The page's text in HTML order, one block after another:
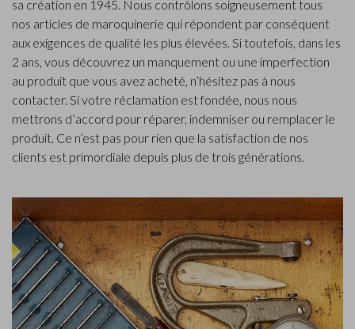
sa création en 1945. Nous contrôlons soigneusement tous
nos articles de maroquinerie qui répondent par conséquent
aux exigences de qualité les plus élevées. Si toutefois, dans les
2 ans, vous découvrez un manquement ou une imperfection
au produit que vous avez acheté, n’hésitez pas à nous
contacter. Si votre réclamation est fondée, nous nous
mettrons d’accord pour réparer, indemniser ou remplacer le
produit. Ce n’est pas pour rien que la satisfaction de nos
clients est primordiale depuis plus de trois générations.